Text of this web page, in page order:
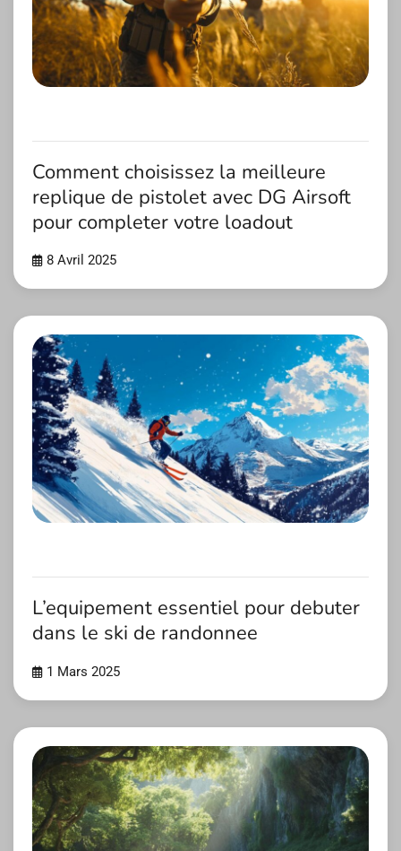
Comment choisissez la meilleure
replique de pistolet avec DG Airsoft
pour completer votre loadout
8 Avril 2025
L’equipement essentiel pour debuter
dans le ski de randonnee
1 Mars 2025